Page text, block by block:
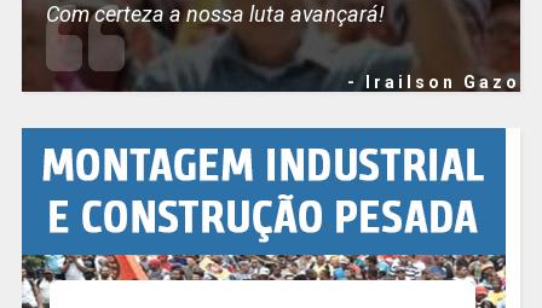
Com certeza a nossa luta avançará!
- Irailson Gazo